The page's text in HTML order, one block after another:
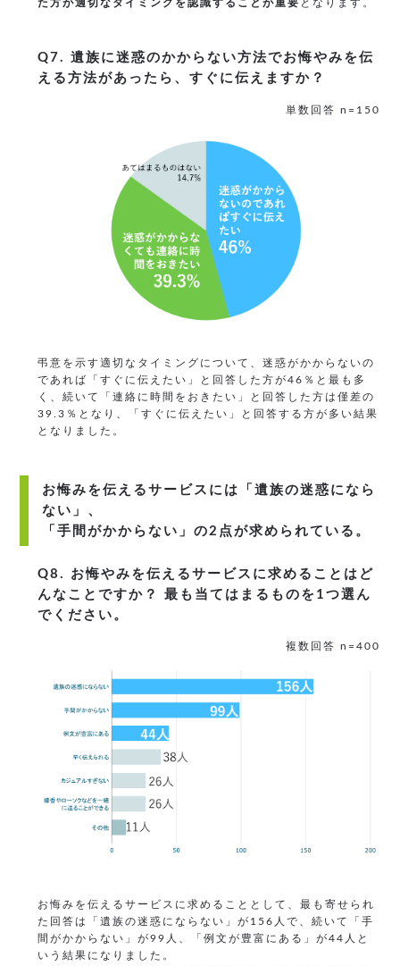
た方が適切なタイミングを認識することが重要 となります。
Q7. 遺族に迷惑のかからない方法でお悔やみを伝
える方法があったら、すぐに伝えますか？
単数回答 n=150
弔意を示す適切なタイミングについて、迷惑がかからないの
であれば「すぐに伝えたい」と回答した方が46％と最も多
く、続いて「連絡に時間をおきたい」と回答した方は僅差の
39.3％となり、「すぐに伝えたい」と回答する方が多い結果
となりました。
お悔みを伝えるサービスには「遺族の迷惑になら
ない」、
「手間がかからない」の2点が求められている。
Q8. お悔やみを伝えるサービスに求めることはど
んなことですか？ 最も当てはまるものを1つ選ん
でください。
複数回答 n=400
お悔みを伝えるサービスに求めることとして、最も寄せられ
た回答は「遺族の迷惑にならない」が156人で、続いて「手
間がかからない」が99人、「例文が豊富にある」が44人と
いう結果になりました。